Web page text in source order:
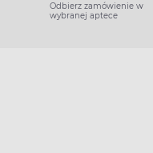
Odbierz zamówienie w
wybranej aptece